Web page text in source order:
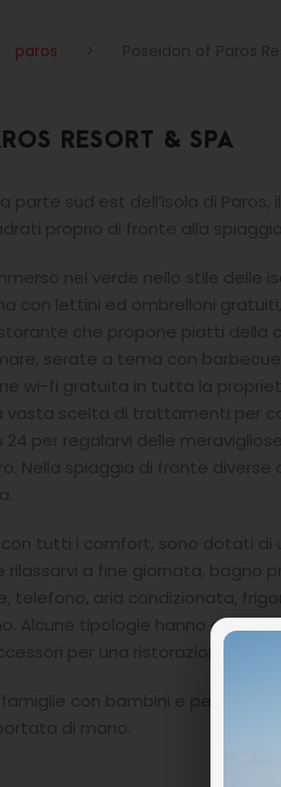
paros
RESORT & SPA
telefono, aria condizionata,
Alcune tipologie hanno
per una ristorazione
con bambini e per chi